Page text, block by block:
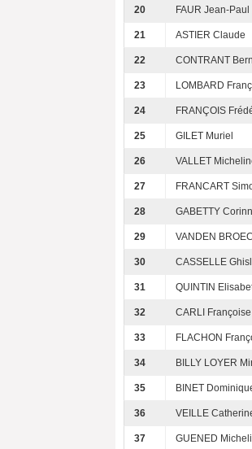
20 FAUR Jean-Paul
21 ASTIER Claude
22 CONTRANT
23 LOMBARD
24 FRANÇOIS
25 GILET Muriel
26 VALLET
27 FRANCART
28 GABETTY
29 VANDEN
30 CASSELLE
31 QUINTIN
32 CARLI Françoise
33 FLACHON
34 BILLY LOYER
35 BINET
36 VEILLE
37 GUENED